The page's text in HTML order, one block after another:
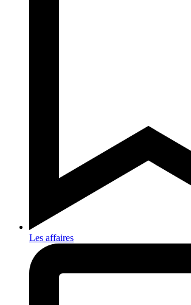
Les affaires